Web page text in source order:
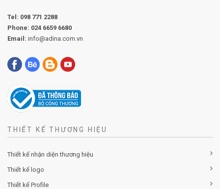
Tel: 098 771 2288
Phone: 024 6659 6680
Email: info@adina.com.vn
THIẾT KẾ THƯƠNG HIỆU
Thiết kế nhận diện thương hiệu
Thiết kế logo
Thiết kế Profile